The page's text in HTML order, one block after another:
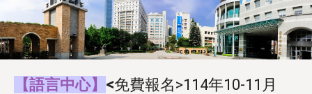
【語言中心】 <免費報名>114年10-11月